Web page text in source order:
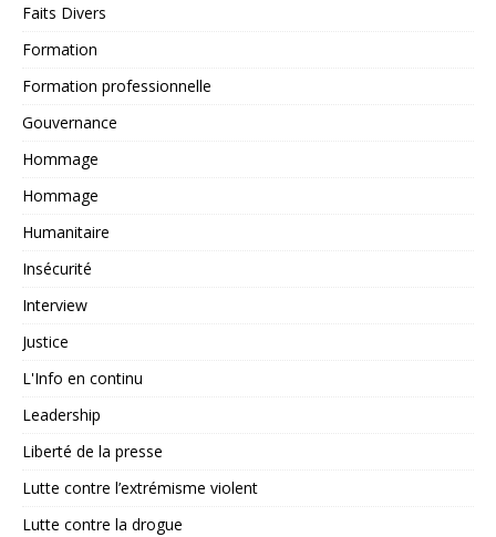
Faits Divers
Formation
Formation professionnelle
Gouvernance
Hommage
Hommage
Humanitaire
Insécurité
Interview
Justice
L'Info en continu
Leadership
Liberté de la presse
Lutte contre l’extrémisme violent
Lutte contre la drogue